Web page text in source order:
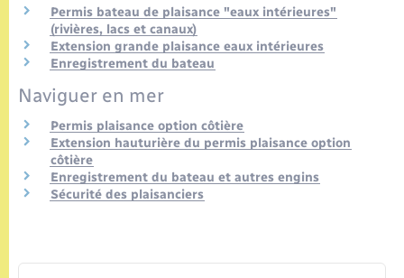
Organisation d’événement
Sécurité - Prévention
Seniors
Transports
Permis bateau de plaisance "eaux intérieures"
(rivières, lacs et canaux)
Extension grande plaisance eaux intérieures
Enregistrement du bateau
Naviguer en mer
Permis plaisance option côtière
Extension hauturière du permis plaisance option
côtière
Enregistrement du bateau et autres engins
Sécurité des plaisanciers